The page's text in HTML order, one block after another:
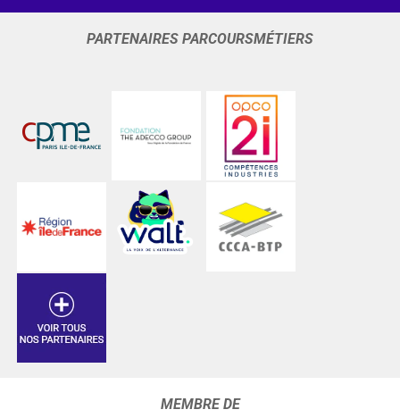
PARTENAIRES PARCOURSMÉTIERS
MEMBRE DE